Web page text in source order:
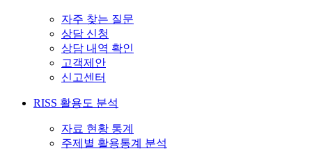
자주 찾는 질문
상담 신청
상담 내역 확인
고객제안
신고센터
RISS 활용도 분석
자료 현황 통계
주제별 활용통계 분석